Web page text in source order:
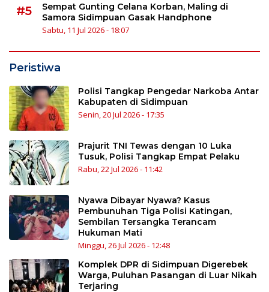
#5
Sempat Gunting Celana Korban, Maling di
Samora Sidimpuan Gasak Handphone
Sabtu, 11 Jul 2026 - 18:07
Peristiwa
Polisi Tangkap Pengedar Narkoba Antar
Kabupaten di Sidimpuan
Senin, 20 Jul 2026 - 17:35
Prajurit TNI Tewas dengan 10 Luka
Tusuk, Polisi Tangkap Empat Pelaku
Rabu, 22 Jul 2026 - 11:42
Nyawa Dibayar Nyawa? Kasus
Pembunuhan Tiga Polisi Katingan,
Sembilan Tersangka Terancam
Hukuman Mati
Minggu, 26 Jul 2026 - 12:48
Komplek DPR di Sidimpuan Digerebek
Warga, Puluhan Pasangan di Luar Nikah
Terjaring